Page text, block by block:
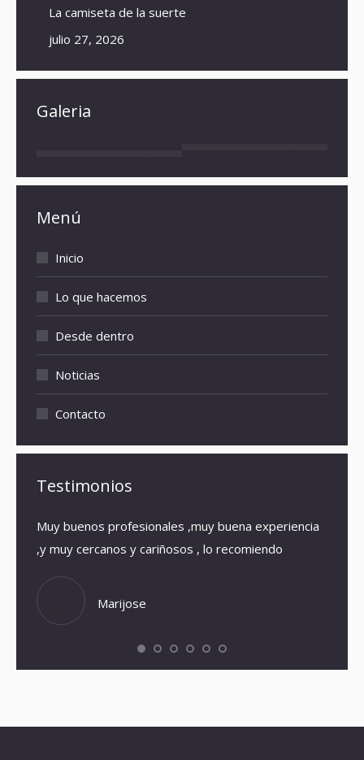
La camiseta de la suerte
julio 27, 2026
Galeria
Menú
Inicio
Lo que hacemos
Desde dentro
Noticias
Contacto
Testimonios
Muy buenos profesionales ,muy buena experiencia
,y muy cercanos y cariñosos , lo recomiendo
Marijose